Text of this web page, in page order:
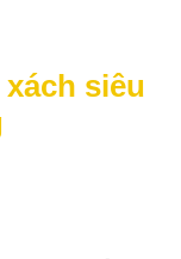
siêu